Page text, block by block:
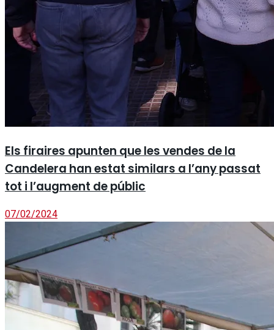
Els firaires apunten que les vendes de la
Candelera han estat similars a l’any passat
tot i l’augment de públic
07/02/2024